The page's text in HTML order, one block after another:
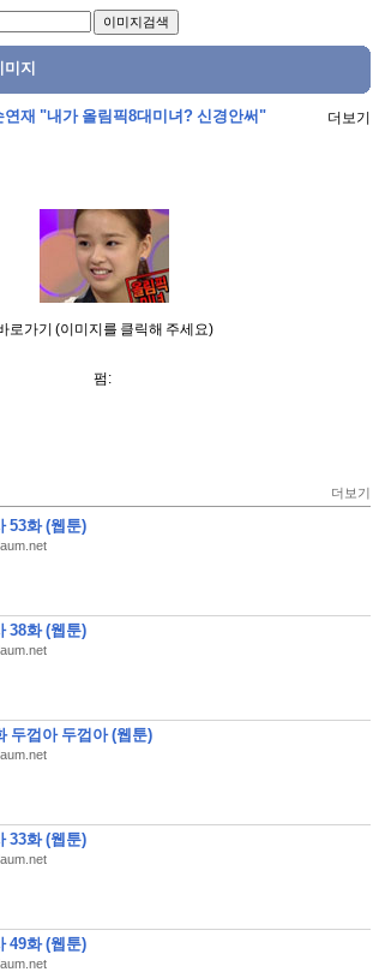
지
연재 "내가 올림픽8대미녀? 신경안써" 더보기
로가기 (이미지를 클릭해 주세요)
펌:
더보기
53화 (웹툰)
38화 (웹툰)
두껍아 두껍아 (웹툰)
33화 (웹툰)
49화 (웹툰)